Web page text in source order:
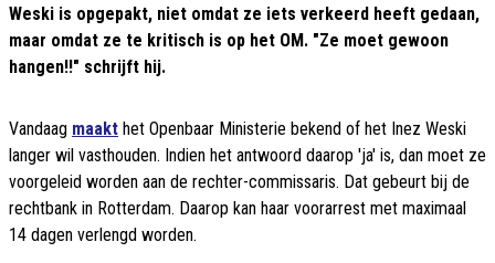
Weski is opgepakt, niet omdat ze iets verkeerd heeft gedaan,
maar omdat ze te kritisch is op het OM. "Ze moet gewoon
hangen!!" schrijft hij.
Vandaag maakt het Openbaar Ministerie bekend of het Inez Weski
langer wil vasthouden. Indien het antwoord daarop 'ja' is, dan moet ze
voorgeleid worden aan de rechter-commissaris. Dat gebeurt bij de
rechtbank in Rotterdam. Daarop kan haar voorarrest met maximaal
14 dagen verlengd worden.